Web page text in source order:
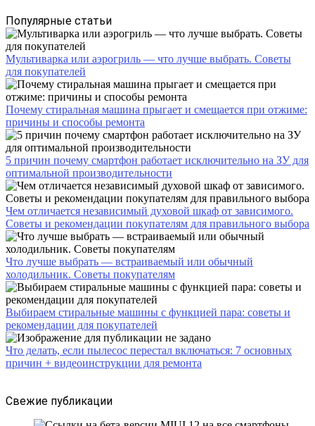
Популярные статьи
Мультиварка или аэрогриль — что лучше выбрать. Советы
для покупателей
Почему стиральная машина прыгает и смещается при отжиме:
причины и способы ремонта
5 причин почему смартфон работает исключительно на ЗУ для
оптимальной производительности
Чем отличается независимый духовой шкаф от зависимого.
Советы и рекомендации покупателям для правильного выбора
Что лучше выбрать — встраиваемый или обычный
холодильник. Советы покупателям
Выбираем стиральные машины с функцией пара: советы и
рекомендации для покупателей
Что делать, если пылесос перестал включаться: 7 основных
причин + видеоинструкции для ремонта
Свежие публикации